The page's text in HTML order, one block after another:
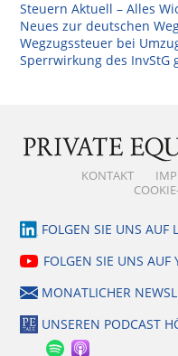
Steuern Aktuell – Alles
Neues zur deutschen
Wegzugssteuer bei
Sperrwirkung des InvStG
KONTAKT
FOLGEN SIE UNS AUF
FOLGEN SIE UNS AUF
MONATLICHER
UNSEREN PODCAST